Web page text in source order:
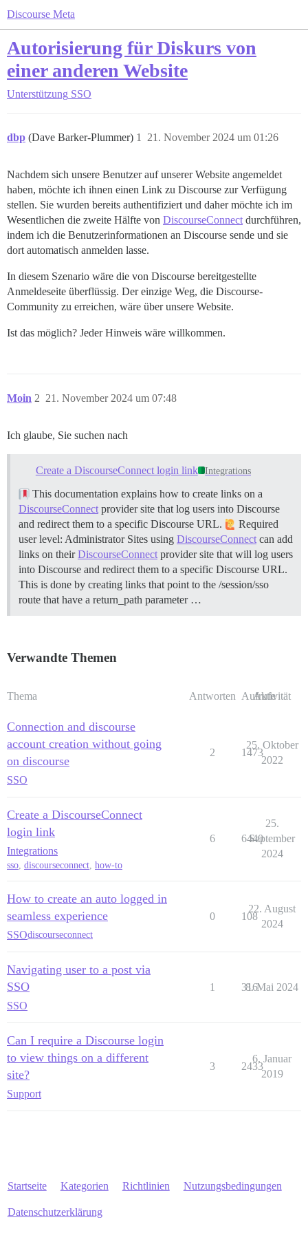
Discourse Meta
Autorisierung für Diskurs von
einer anderen Website
Unterstützung SSO
dbp (Dave Barker-Plummer) 21. November 2024 um 01:26
1
Nachdem sich unsere Benutzer auf unserer Website angemeldet
haben, möchte ich ihnen einen Link zu Discourse zur Verfügung
stellen. Sie wurden bereits authentifiziert und daher möchte ich im
Wesentlichen die zweite Hälfte von DiscourseConnect durchführen,
indem ich die Benutzerinformationen an Discourse sende und sie
dort automatisch anmelden lasse.
In diesem Szenario wäre die von Discourse bereitgestellte
Anmeldeseite überflüssig. Der einzige Weg, die Discourse-
Community zu erreichen, wäre über unsere Website.
Ist das möglich? Jeder Hinweis wäre willkommen.
Moin 21. November 2024 um 07:48
2
Ich glaube, Sie suchen nach
Create a DiscourseConnect login link Integrations
This documentation explains how to create links on a
DiscourseConnect provider site that log users into Discourse
and redirect them to a specific Discourse URL.
Required
user level: Administrator Sites using DiscourseConnect can add
links on theirDiscourseConnect provider site that will log users
into Discourse and redirect them to a specific Discourse URL.
This is done by creating links that point to the /session/sso
route that have a return_path parameter …
Verwandte Themen
Thema Antworten Aufrufe
Aktivität
Connection and discourse
account creation without going
on discourse
SSO
2 1473
25. Oktober
2022
Create a DiscourseConnect
login link
Integrations
sso discourseconnect how-to
6 6440
25.
September
2024
How to create an auto logged in
seamless experience
SSOdiscourseconnect
0 108
22. August
2024
Navigating user to a post via
SSO
SSO
1 316
8. Mai 2024
Can I require a Discourse login
to view things on a different
site?
Support
3 2433
6. Januar
2019
Startseite Kategorien Richtlinien Nutzungsbedingungen
Datenschutzerklärung